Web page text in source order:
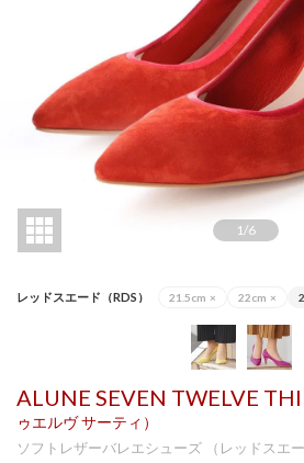
1 /6
レッドスエード（RDS） 21.5cm × 22cm ×
ALUNE SEVEN TWELVE
ゥエルヴ サーティ）
ソフトレザーバレエシューズ （レッドスエー